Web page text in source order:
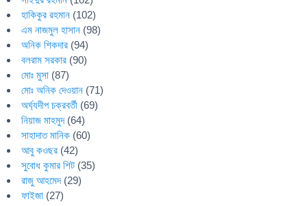
হাকিকুর রহমান (102)
এম নাজমুল হাসান (98)
অনিক শিকদার (94)
বলরাম সরকার (90)
মোঃ মুসা (87)
মোঃ অনিক দেওয়ান (71)
অর্ঘ্যদীপ চক্রবর্তী (69)
নিয়াজ মাহমুদ(64)
সাহাদাত মানিক (60)
আবু কওছর (42)
সুবোধ কুমার শিট (35)
রাজু আহমেদ(29)
ফাইজা (27)